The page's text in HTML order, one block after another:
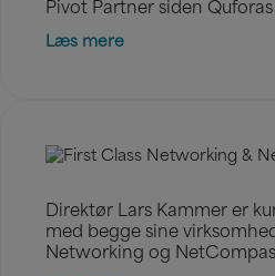
Pivot Partner siden
Læs mere
Direktør Lars Kammer er
med begge sine
Networking og